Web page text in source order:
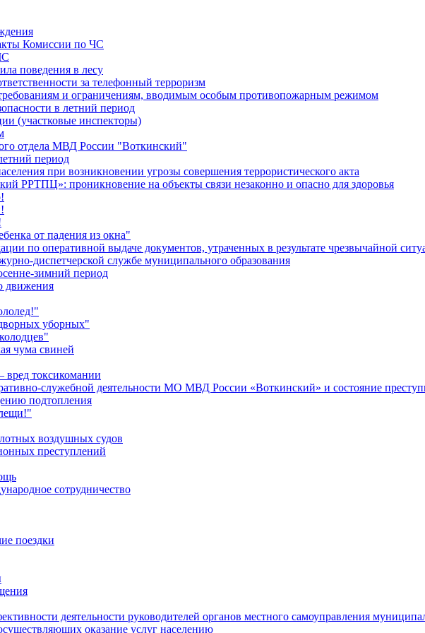
Комиссии по ЧС
поведения в лесу
за телефонный терроризм
и ограничениям, вводимым особым противопожарным режимом
в летний период
(участковые инспекторы)
отдела МВД России "Воткинский"
период
при возникновении угрозы совершения террористического акта
РРТПЦ»: проникновение на объекты связи незаконно и опасно для здоровья
от падения из окна"
по оперативной выдаче документов, утраченных в результате чрезвычайной
диспетчерской службе муниципального образования
зимний период
движения
уборных"
чума свиней
вред токсикомании
служебной деятельности МО МВД России «Воткинский» и состояние
подтопления
воздушных судов
преступлений
сотрудничество
поездки
деятельности руководителей органов местного самоуправления
оказание услуг населению